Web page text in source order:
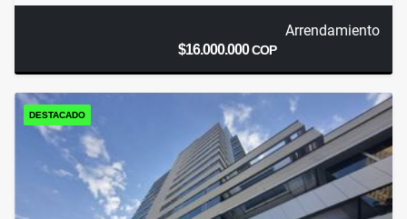
Arrendamiento
$16.000.000COP
DESTACADO